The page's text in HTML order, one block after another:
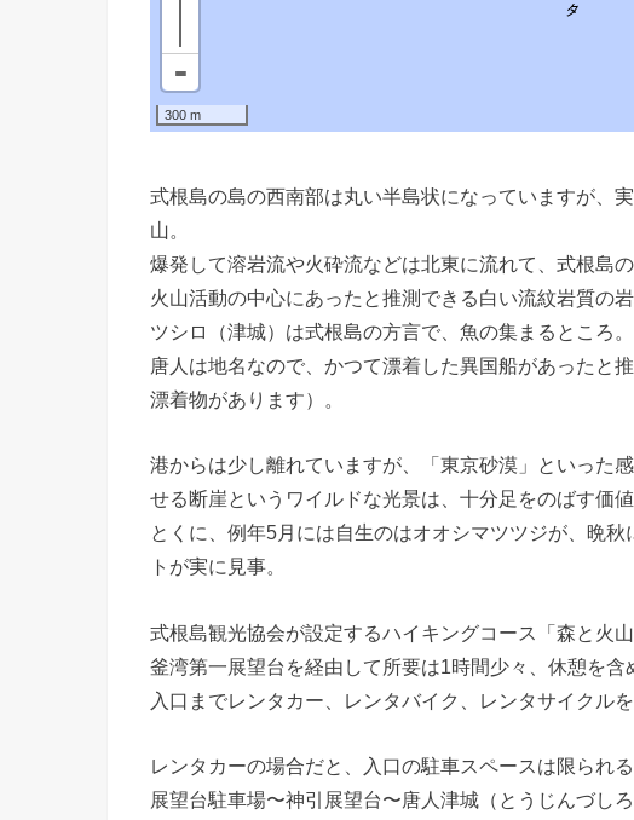
式根島の島の西南部は丸い半島状になっていますが、
山。
爆発して溶岩流や火砕流などは北東に流れて、式根島
火山活動の中心にあったと推測できる白い流紋岩質の岩
ツシロ（津城）は式根島の方言で、魚の集まるところ。
唐人は地名なので、かつて漂着した異国船があったと
漂着物があります）。
港からは少し離れていますが、「東京砂漠」といった
せる断崖というワイルドな光景は、十分足をのばす価値
とくに、例年5月には自生のはオオシマツツジが、晩
トが実に見事。
式根島観光協会が設定するハイキングコース「森と火
釜湾第一展望台を経由して所要は1時間少々、休憩を含
入口までレンタカー、レンタバイク、レンタサイクル
レンタカーの場合だと、入口の駐車スペースは限られ
展望台駐車場〜神引展望台〜唐人津城（とうじんづし